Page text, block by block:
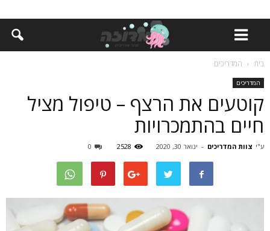
בית המדריכים
המדריכים
קוטעים את הרצף – טיפול מציל
חיים בהתמכרויות
ע"י צוות המדריכים - ינואר 30, 2020 2528
0